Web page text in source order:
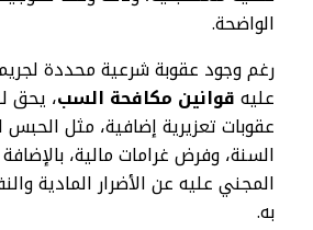
الواضحة.
رغم وجود عقوبة شرعية محددة
عليهقوانين مكافحة السب، يحق
عقوبات تعزيرية إضافية، مثل الحبس
السنة، وفرض غرامات مالية،
المجني عليه عن الأضرار المادية
به.